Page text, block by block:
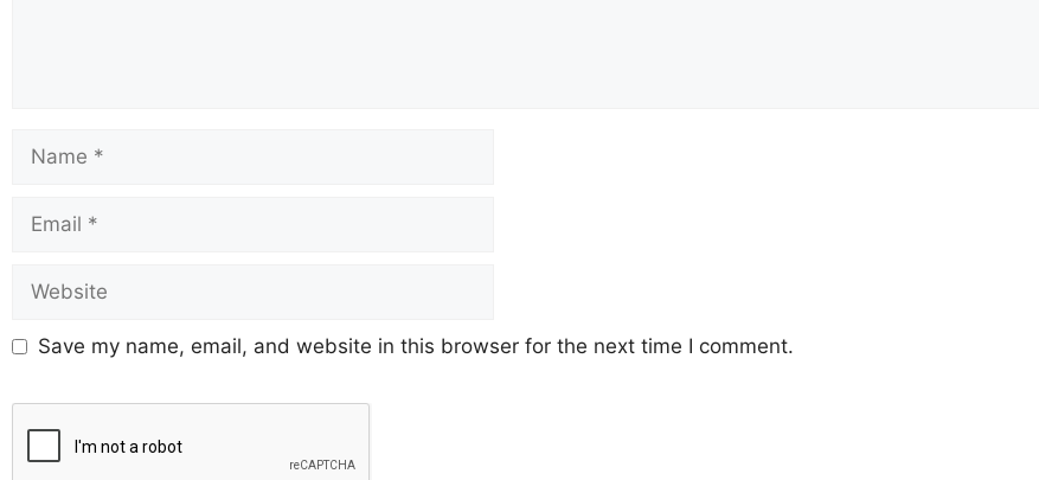
Save my name, email, and website in this browser for the next time I comment.